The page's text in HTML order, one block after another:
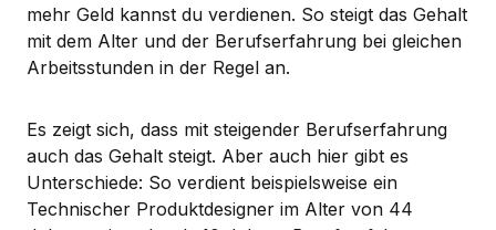
mehr Geld kannst du verdienen. So steigt das Gehalt
mit dem Alter und der Berufserfahrung bei gleichen
Arbeitsstunden in der Regel an.
Es zeigt sich, dass mit steigender Berufserfahrung
auch das Gehalt steigt. Aber auch hier gibt es
Unterschiede: So verdient beispielsweise ein
Technischer Produktdesigner im Alter von 44